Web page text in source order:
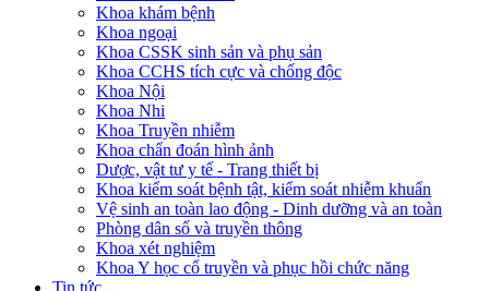
Khoa khám bệnh
Khoa ngoại
Khoa CSSK sinh sản và phụ sản
Khoa CCHS tích cực và chống độc
Khoa Nội
Khoa Nhi
Khoa Truyền nhiễm
Khoa chẩn đoán hình ảnh
Dược, vật tư y tế - Trang thiết bị
Khoa kiểm soát bệnh tật, kiểm soát nhiễm khuẩn
Vệ sinh an toàn lao động - Dinh dưỡng và an toàn
Phòng dân số và truyền thông
Khoa xét nghiệm
Khoa Y học cổ truyền và phục hồi chức năng
Tin tức